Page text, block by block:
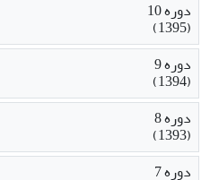
دوره 10
(1395)
دوره 9
(1394)
دوره 8
(1393)
دوره 7